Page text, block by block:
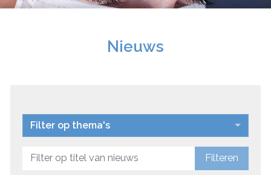
Nieuws
Filter op thema's
Filteren